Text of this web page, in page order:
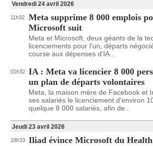
Vendredi 24 avril 2026
11h32
Meta supprime 8 000 emplois
Microsoft suit
Meta et Microsoft, deux géants de la
licenciements pour l'un, départs
course aux dépenses d'IA...
01h32 IA : Meta va licencier 8 000
un plan de départs volontaires
Meta, la maison mère de Facebook et
ses salariés le licenciement d'environ
quelque 8 000 salariés, afin de...
Jeudi 23 avril 2026
18h33 Iliad évince Microsoft du